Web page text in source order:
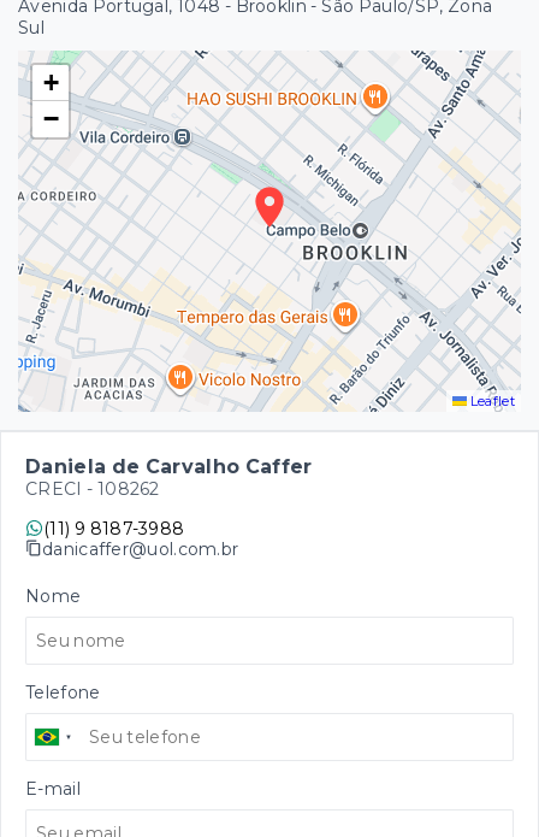
Avenida Portugal, 1048 - Brooklin - São Paulo/SP, Zona
Sul
+
−
Leaflet
Daniela de Carvalho Caffer
CRECI - 108262
(11) 9 8187-3988
danicaffer@uol.com.br
Nome
Telefone
E-mail